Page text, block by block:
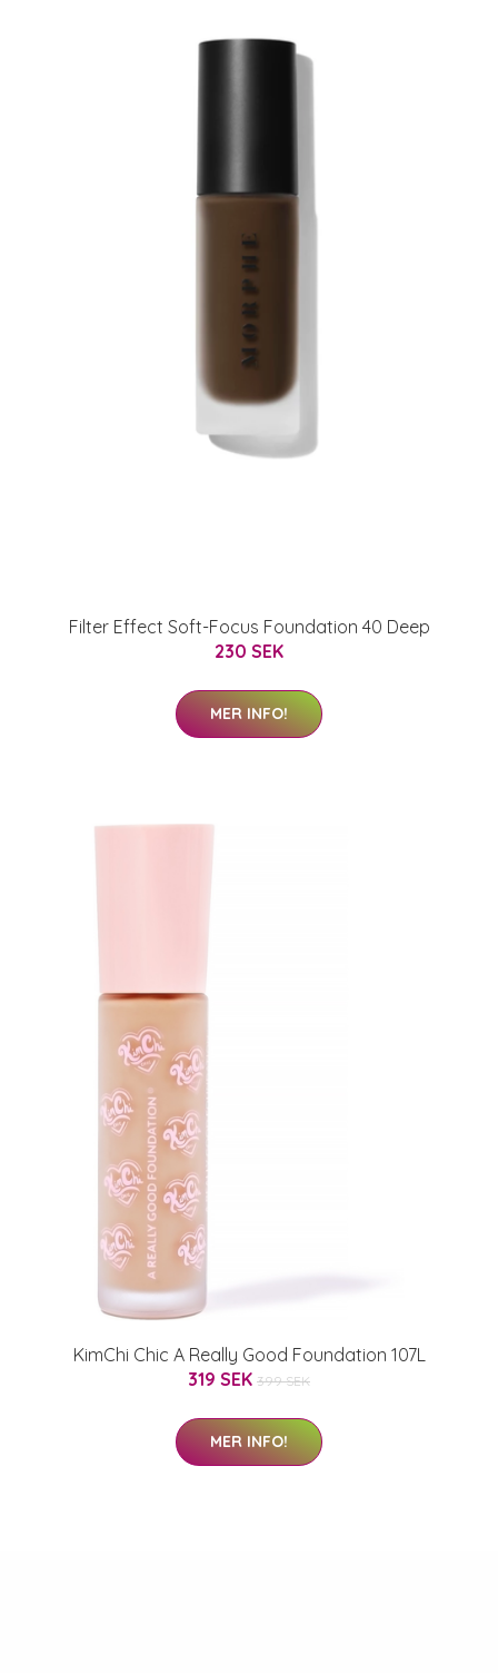
Filter Effect Soft-Focus Foundation 40 Deep
230 SEK
MER INFO!
KimChi Chic A Really Good Foundation 107L
319 SEK 399 SEK
MER INFO!